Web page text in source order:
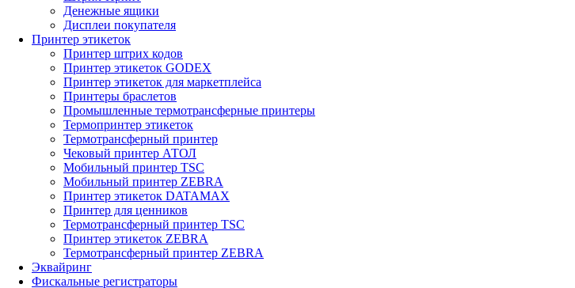
Денежные ящики
Дисплеи покупателя
Принтер этикеток
Принтер штрих кодов
Принтер этикеток GODEX
Принтер этикеток для маркетплейса
Принтеры браслетов
Промышленные термотрансферные принтеры
Термопринтер этикеток
Термотрансферный принтер
Чековый принтер АТОЛ
Мобильный принтер TSC
Мобильный принтер ZEBRA
Принтер этикеток DATAMAX
Принтер для ценников
Термотрансферный принтер TSC
Принтер этикеток ZEBRA
Термотрансферный принтер ZEBRA
Эквайринг
Фискальные регистраторы